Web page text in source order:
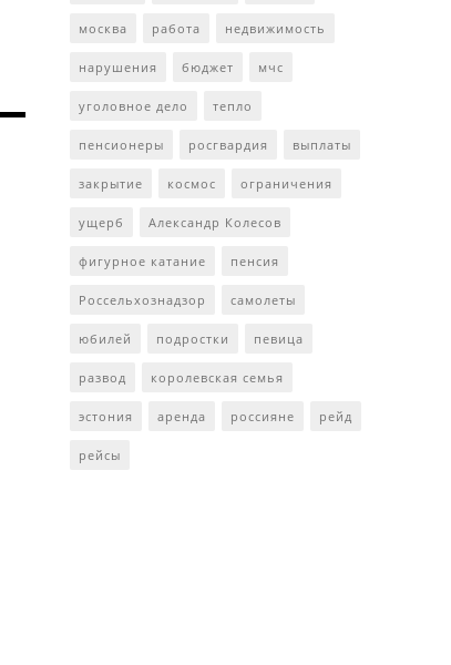
москва работа недвижимость
нарушения бюджет мчс
уголовное дело тепло
пенсионеры росгвардия выплаты
закрытие космос ограничения
ущерб Александр Колесов
фигурное катание пенсия
Россельхознадзор самолеты
юбилей подростки певица
развод королевская семья
эстония аренда россияне рейд
рейсы